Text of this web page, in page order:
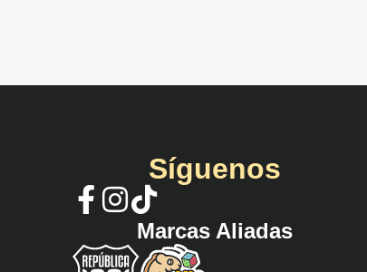
Síguenos
Marcas Aliadas